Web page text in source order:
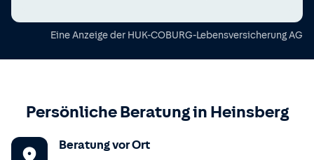
Eine Anzeige der HUK-COBURG-Lebensversicherung AG
Persönliche Beratung in Heinsberg
Beratung vor Ort